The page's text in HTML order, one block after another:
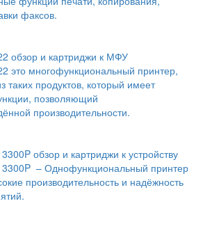
факсов.
обзор и картриджи к МФУ
это многофункциональный принтер,
продуктов, который имеет
позволяющий
производительности.
обзор и картриджи к устройству
3300P – Однофункциональный принтер
производительность и надёжность